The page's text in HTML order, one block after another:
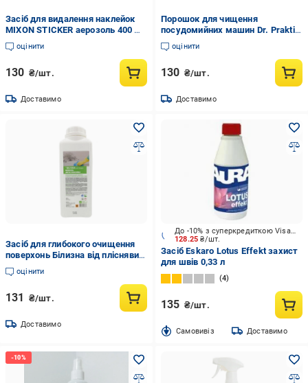
Засіб для видалення наклейок
MIXON STICKER аерозоль 400 мл
(000022427)
оцінити
130 ₴/шт.
Доставимо
Порошок для чищення
посудомийних машин Dr. Prakti 3
капсули (502789)
оцінити
130 ₴/шт.
Доставимо
Засіб для глибокого очищення
поверхонь Білизна від пліснявих
грибів 1 л (УТ000002105)
оцінити
131 ₴/шт.
Доставимо
128.25₴/шт.
До -10% з суперкредиткою Visa Вигода
Засіб Eskaro Lotus Effekt захист
для швів 0,33 л
4
135 ₴/шт.
Cамовивіз Доставимо